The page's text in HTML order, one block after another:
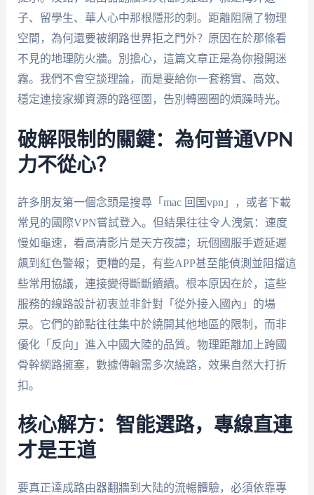
子、留學生、華人心中那根隱形的刺。距離阻隔了物理
空間，為何還要被網路世界拒之門外？原因在於那條看
不見的地理防火牆。別擔心，這篇文章正是為你撥開迷
霧。我們不會空談理論，而是要給你一套務實、高效、
穩定連接家鄉資源的路徑圖，告別轉圈圈的煩躁時光。
破解限制的關鍵：為何普通VPN
力不從心？
許多朋友第一個念頭是搜尋「mac 回国vpn」，或者下載
常見的國際VPN嘗試登入。但結果往往令人洩氣：速度
慢如龜速，看高清影片是天方夜譚；玩個國服手遊延遲
飆到紅色警報；更糟的是，有些APP甚至能偵測並阻擋這
些常用協議，連接變得斷斷續續。根本原因在於，這些
服務的線路設計初衷並非針對「從外接入國內」的場
景。它們的節點往往集中於繞開其他地區的限制，而非
優化「反向」進入中國大陸的品質。物理距離加上跨國
骨幹網路擁塞，數據傳輸需多次繞路，效果自然大打折
扣。
核心解方：智能選路，專線直連
才是王道
要真正達成路由器翻牆到大陆的流暢體驗，必須依靠專